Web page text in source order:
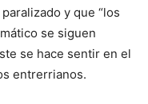
y que “los
se siguen
se hace sentir en el
entrerrianos.